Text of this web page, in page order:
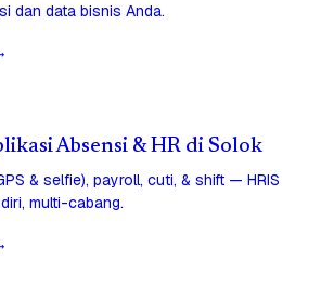
dan data bisnis Anda.
Absensi & HR di Solok
& selfie), payroll, cuti, & shift — HRIS
multi-cabang.